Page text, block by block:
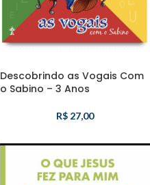
Descobrindo as Vogais Com
o Sabino – 3 Anos
R$ 27,00